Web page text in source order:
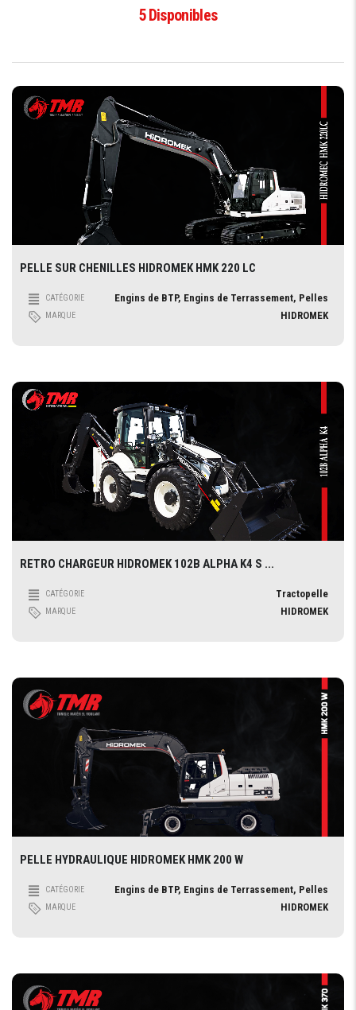
5Disponibles
PELLE SUR CHENILLES HIDROMEK HMK 220 LC
CATÉGORIE Engins de BTP, Engins de Terrassement, Pelles
MARQUE HIDROMEK
RETRO CHARGEUR HIDROMEK 102B ALPHA K4 S ...
CATÉGORIE Tractopelle
MARQUE HIDROMEK
PELLE HYDRAULIQUE HIDROMEK HMK 200 W
CATÉGORIE Engins de BTP, Engins de Terrassement, Pelles
MARQUE HIDROMEK